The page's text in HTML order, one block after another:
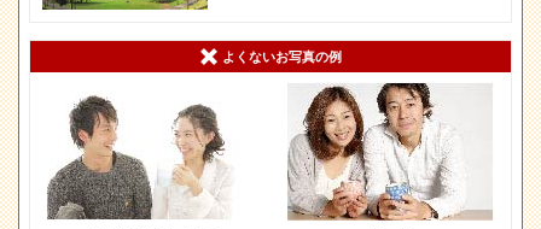
よくないお写真の例